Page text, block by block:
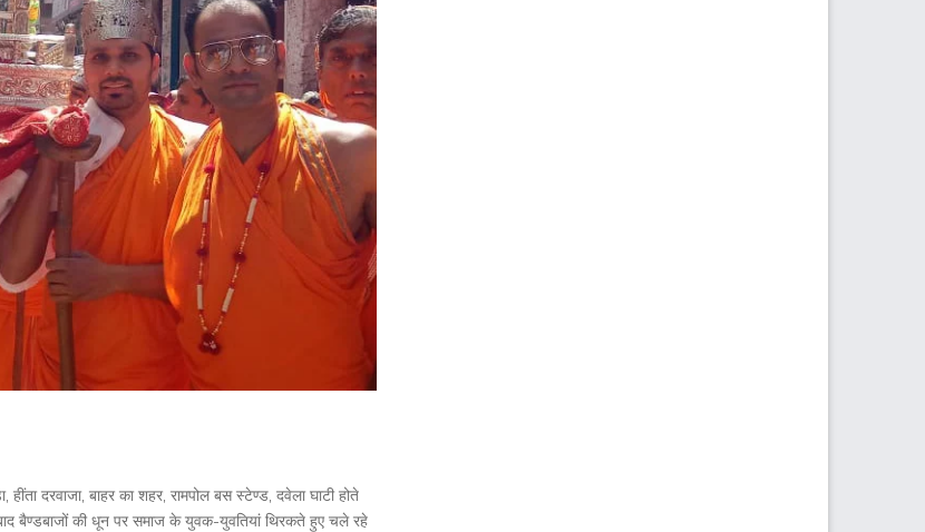
हींता दरवाजा, बाहर का शहर, रामपोल बस स्टेण्ड, दवेला घाटी होते
बैण्डबाजों की धून पर समाज के युवक-युवतियां थिरकते हुए चले रहे